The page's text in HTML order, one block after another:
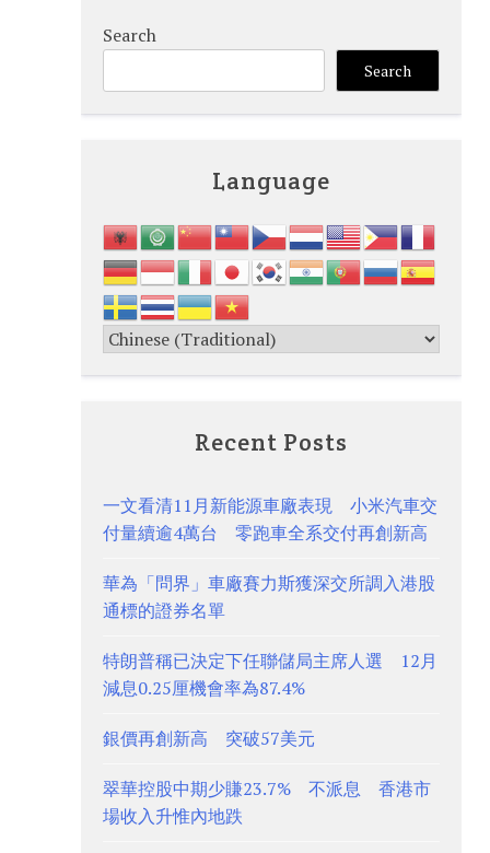
Search
Search
Language
Recent Posts
一文看清11月新能源車廠表現 小米汽車交
付量續逾4萬台 零跑車全系交付再創新高
華為「問界」車廠賽力斯獲深交所調入港股
通標的證券名單
特朗普稱已決定下任聯儲局主席人選 12月
減息0.25厘機會率為87.4%
銀價再創新高 突破57美元
翠華控股中期少賺23.7% 不派息 香港市
場收入升惟內地跌